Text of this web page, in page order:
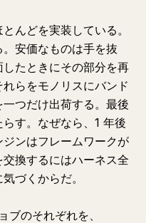
んどを実装している。
安価なものは手を抜
たときにその部分を再
らをモノリスにバンド
つだけ出荷する。最後
す。なぜなら、1 年後
ンはフレームワークが
換するにはハーネス全
づくからだ。
ブのそれぞれを、